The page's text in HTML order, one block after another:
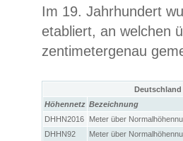
Im 19. Jahrhundert
etabliert, an welchen
zentimetergenau
Höhennetz Bezeichnung
DHHN2016
Meter über
DHHN92
Meter über